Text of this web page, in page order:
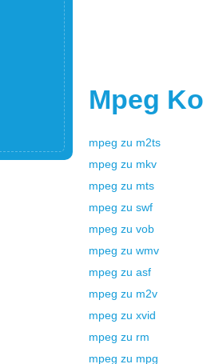
Mpeg
mpeg zu m2ts
mpeg zu mkv
mpeg zu mts
mpeg zu swf
mpeg zu vob
mpeg zu wmv
mpeg zu asf
mpeg zu m2v
mpeg zu xvid
mpeg zu rm
mpeg zu mpg